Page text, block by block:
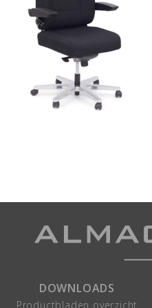
DOWNLOADS
Productbladen overzicht